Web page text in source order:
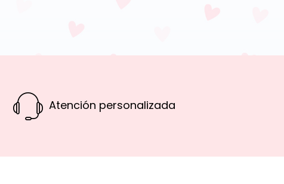
Atención personalizada